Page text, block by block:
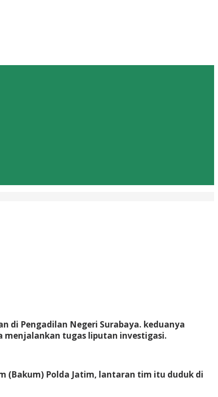
di Pengadilan Negeri Surabaya. keduanya
menjalankan tugas liputan investigasi.
(Bakum) Polda Jatim, lantaran tim itu duduk di